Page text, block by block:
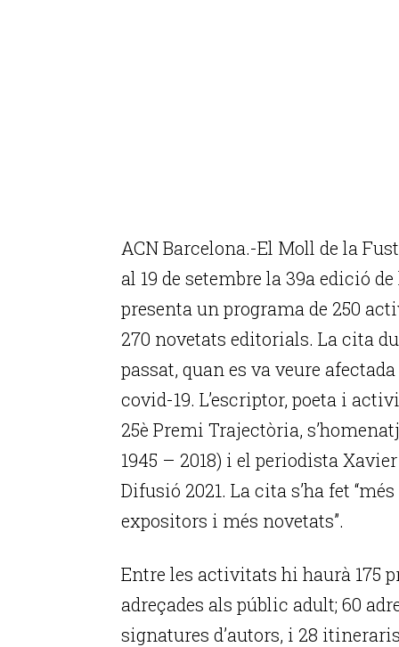
ACN Barcelona.-El Moll de la
al 19 de setembre la 39a edició
presenta un programa de 250
270 novetats editorials. La cita
passat, quan es va veure
covid-19. L’escriptor, poeta i
25è Premi Trajectòria,
1945 – 2018) i el periodista
Difusió 2021. La cita s’ha fet
expositors i més novetats”.
Entre les activitats hi haurà 175
adreçades als públic adult; 60
signatures d’autors, i 28